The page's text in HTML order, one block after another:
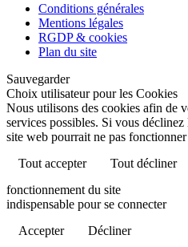
Conditions générales
Mentions légales
RGDP & cookies
Plan du site
Sauvegarder
Choix utilisateur pour les Cookies
Nous utilisons des cookies afin de
services possibles. Si vous
site web pourrait ne pas
Tout accepter
Tout décliner
fonctionnement du site
indispensable pour se connecter
Accepter
Décliner